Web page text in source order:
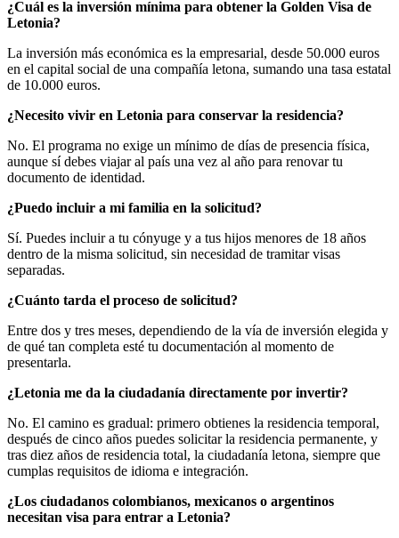
¿Cuál es la inversión mínima para obtener la Golden Visa de
Letonia?
La inversión más económica es la empresarial, desde 50.000 euros
en el capital social de una compañía letona, sumando una tasa estatal
de 10.000 euros.
¿Necesito vivir en Letonia para conservar la residencia?
No. El programa no exige un mínimo de días de presencia física,
aunque sí debes viajar al país una vez al año para renovar tu
documento de identidad.
¿Puedo incluir a mi familia en la solicitud?
Sí. Puedes incluir a tu cónyuge y a tus hijos menores de 18 años
dentro de la misma solicitud, sin necesidad de tramitar visas
separadas.
¿Cuánto tarda el proceso de solicitud?
Entre dos y tres meses, dependiendo de la vía de inversión elegida y
de qué tan completa esté tu documentación al momento de
presentarla.
¿Letonia me da la ciudadanía directamente por invertir?
No. El camino es gradual: primero obtienes la residencia temporal,
después de cinco años puedes solicitar la residencia permanente, y
tras diez años de residencia total, la ciudadanía letona, siempre que
cumplas requisitos de idioma e integración.
¿Los ciudadanos colombianos, mexicanos o argentinos
necesitan visa para entrar a Letonia?